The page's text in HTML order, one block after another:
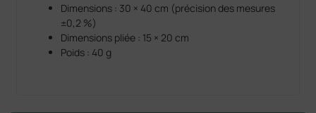
Dimensions : 30 × 40 cm (précision des mesures
±0,2 %)
Dimensions pliée : 15 × 20 cm
Poids : 40 g